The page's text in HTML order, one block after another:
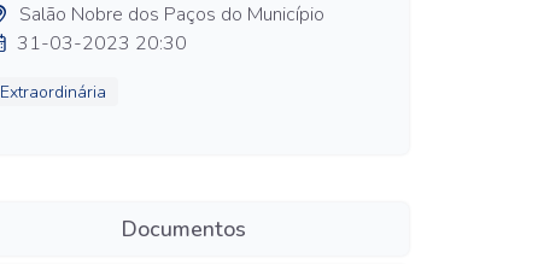
Salão Nobre dos Paços do Município
31-03-2023 20:30
Extraordinária
Documentos